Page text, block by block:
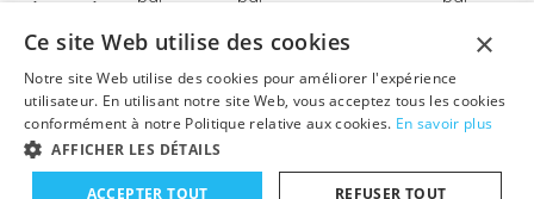
×
Ce site Web utilise des cookies
Notre site Web utilise des cookies pour améliorer l'expérience
utilisateur. En utilisant notre site Web, vous acceptez tous les cookies
conformément à notre Politique relative aux cookies. En savoir plus
AFFICHER LES DÉTAILS
ACCEPTER TOUT REFUSER TOUT